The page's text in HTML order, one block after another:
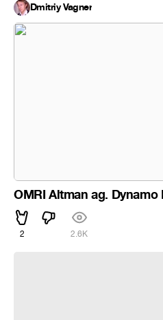
Dmitriy Vagner
OMRI Altman ag. Dynamo
2 2.6K